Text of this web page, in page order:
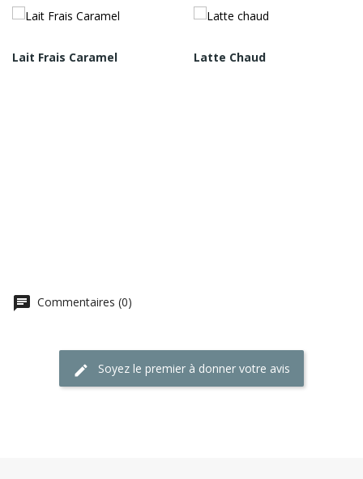
Lait Frais Caramel Latte Chaud
Commentaires (0)
Soyez le premier à donner votre avis